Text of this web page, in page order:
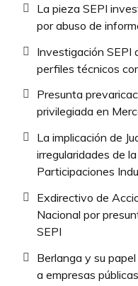
La pieza SEPI
por abuso de
Investigación SEPI
perfiles técnicos
Presunta
privilegiada en
La implicación de
irregularidades de
Participaciones
Exdirectivo de
Nacional por
SEPI
Berlanga y su
a empresas